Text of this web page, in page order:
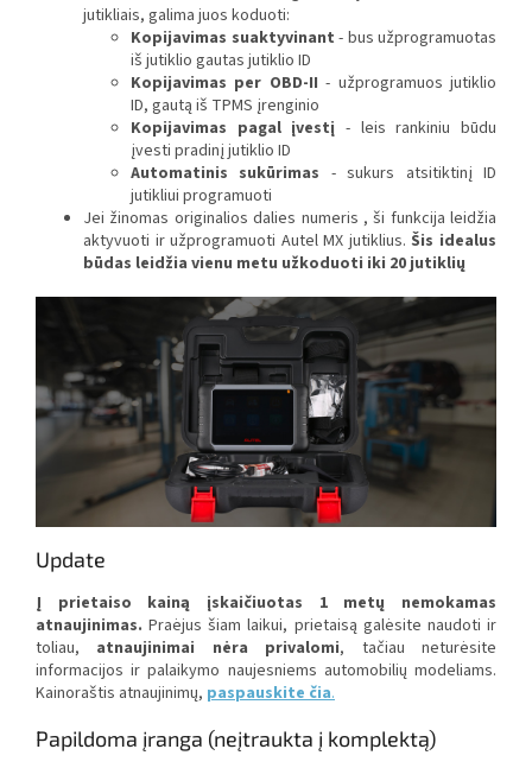
jutikliais, galima juos koduoti:
Kopijavimas suaktyvinant - bus užprogramuotas
iš jutiklio gautas jutiklio ID
Kopijavimas per OBD-II - užprogramuos jutiklio
ID, gautą iš TPMS įrenginio
Kopijavimas pagal įvestį - leis rankiniu būdu
įvesti pradinį jutiklio ID
Automatinis sukūrimas - sukurs atsitiktinį ID
jutikliui programuoti
Jei žinomas originalios dalies numeris , ši funkcija leidžia
aktyvuoti ir užprogramuoti Autel MX jutiklius.Šis idealus
būdas leidžia vienu metu užkoduoti iki 20 jutiklių
Update
Į prietaiso kainą įskaičiuotas 1 metų nemokamas
atnaujinimas. Praėjus šiam laikui, prietaisą galėsite naudoti ir
toliau, atnaujinimai nėra privalomi, tačiau neturėsite
informacijos ir palaikymo naujesniems automobilių modeliams.
Kainoraštis atnaujinimų, paspauskite čia.
Papildoma įranga (neįtraukta į komplektą)